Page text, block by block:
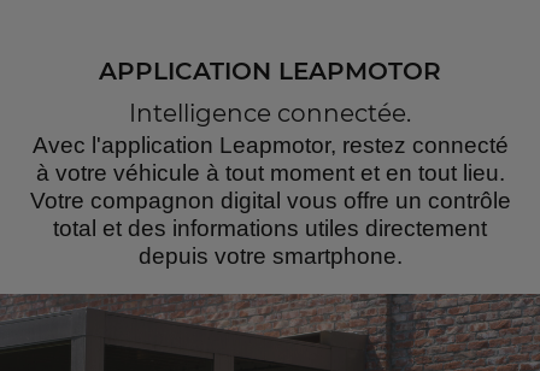
APPLICATION LEAPMOTOR
Intelligence connectée.
Avec l'application Leapmotor, restez connecté
à votre véhicule à tout moment et en tout lieu.
Votre compagnon digital vous offre un contrôle
total et des informations utiles directement
depuis votre smartphone.